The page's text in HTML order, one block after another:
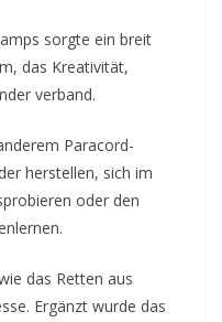
sorgte ein breit
das Kreativität,
verband.
Paracord-
herstellen, sich im
oder den
das Retten aus
Ergänzt wurde das